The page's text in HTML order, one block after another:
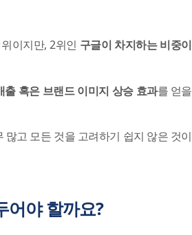
이지만, 2위인 구글이 차지하는 비중이
출 혹은 브랜드 이미지 상승 효과를 얻을
고 모든 것을 고려하기 쉽지 않은 것이
어야 할까요?